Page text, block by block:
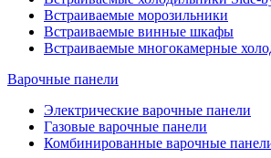
Встраиваемые морозильники
Встраиваемые винные шкафы
Встраиваемые многокамерные
Варочные панели
Электрические варочные панели
Газовые варочные панели
Комбинированные варочные